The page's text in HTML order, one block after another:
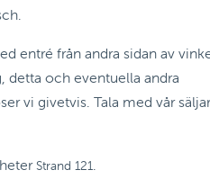
entré från andra sidan av
detta och eventuella andra
vi givetvis. Tala med vår
Strand 121.